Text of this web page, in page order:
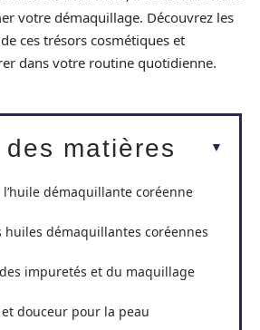
votre démaquillage. Découvrez les
ces trésors cosmétiques et
dans votre routine quotidienne.
des matières
démaquillante coréenne
huiles démaquillantes coréennes
impuretés et du maquillage
douceur pour la peau